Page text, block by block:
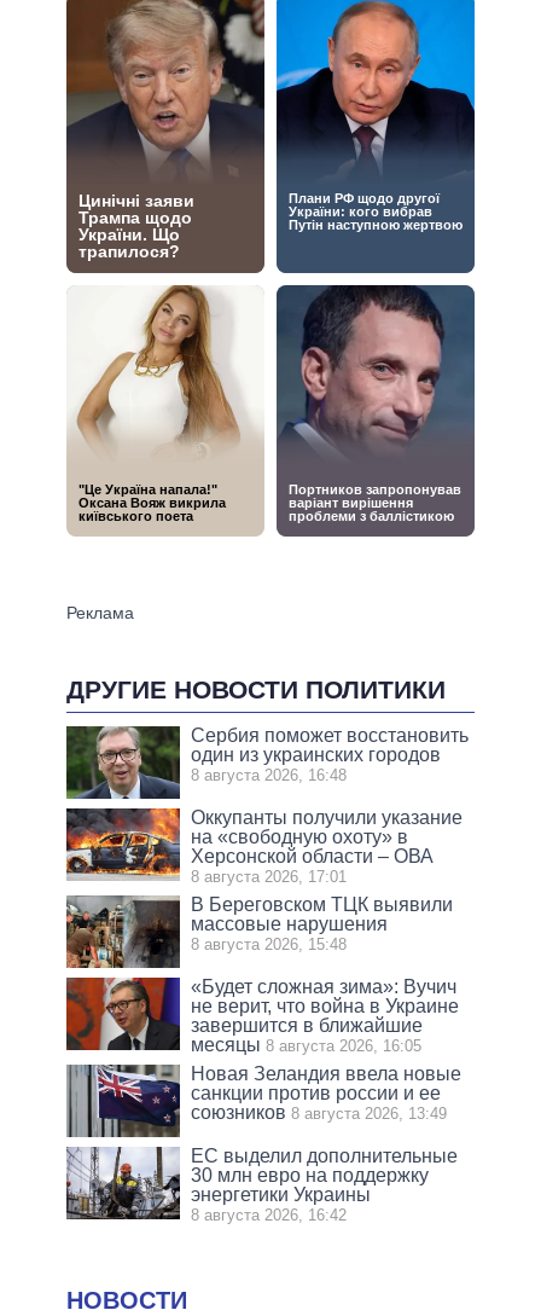
ДРУГИЕ НОВОСТИ ПОЛИТИКИ
Сербия поможет восстановить
один из украинских городов
8 августа 2026, 16:48
Оккупанты получили указание
на «свободную охоту» в
Херсонской области – ОВА
8 августа 2026, 17:01
В Береговском ТЦК выявили
массовые нарушения
8 августа 2026, 15:48
«Будет сложная зима»: Вучич
не верит, что война в Украине
завершится в ближайшие
месяцы 8 августа 2026, 16:05
Новая Зеландия ввела новые
санкции против россии и ее
союзников 8 августа 2026, 13:49
ЕС выделил дополнительные
30 млн евро на поддержку
энергетики Украины
8 августа 2026, 16:42
НОВОСТИ